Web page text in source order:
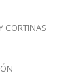
CORTINAS